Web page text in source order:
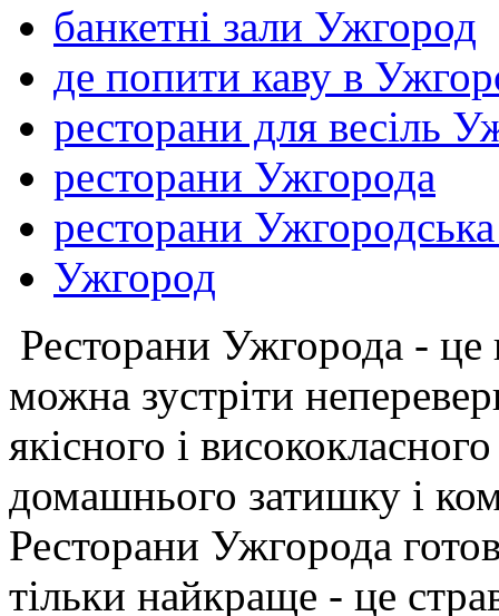
банкетні зали Ужгород
де попити каву в
ресторани для весіль
ресторани Ужгорода
ресторани
Ужгород
Ресторани Ужгорода -
можна зустріти
якісного і
домашнього затишку і
Ресторани Ужгорода
тільки найкраще - це